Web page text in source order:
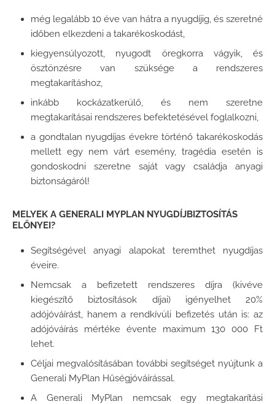
még legalább 10 éve van hátra a nyugdíjig, és szeretné
időben elkezdeni a takarékoskodást,
kiegyensúlyozott, nyugodt öregkorra vágyik, és
ösztönzésre van szüksége a rendszeres
megtakarításhoz,
inkább kockázatkerülő, és nem szeretne
megtakarításai rendszeres befektetésével foglalkozni,
a gondtalan nyugdíjas évekre történő takarékoskodás
mellett egy nem várt esemény, tragédia esetén is
gondoskodni szeretne saját vagy családja anyagi
biztonságáról!
MELYEK A GENERALI MYPLAN NYUGDÍJBIZTOSÍTÁS
ELŐNYEI?
Segítségével anyagi alapokat teremthet nyugdíjas
éveire.
Nemcsak a befizetett rendszeres díjra (kivéve
kiegészítő biztosítások díjai) igényelhet 20%
adójóváírást, hanem a rendkívüli befizetés után is: az
adójóváírás mértéke évente maximum 130 000 Ft
lehet.
Céljai megvalósításában további segítséget nyújtunk a
Generali MyPlan Hűségjóváírással.
A Generali MyPlan nemcsak egy megtakarítási